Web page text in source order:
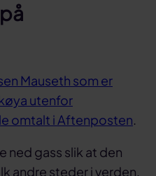
Mauseth som er
utenfor
omtalt i Aftenposten.
ned gass slik at den
andre steder i verden,